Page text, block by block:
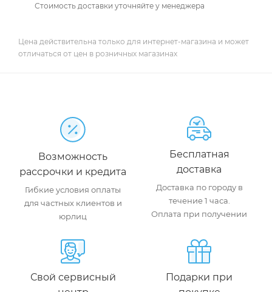
Стоимость доставки уточняйте у менеджера
Цена действительна только для интернет-магазина и может
отличаться от цен в розничных магазинах
Возможность
рассрочки и кредита
Гибкие условия оплаты
для частных клиентов и
юрлиц
Бесплатная
доставка
Доставка по городу в
течение 1 часа.
Оплата при получении
Свой сервисный
Подарки при